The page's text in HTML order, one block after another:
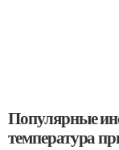
Популярные
температура